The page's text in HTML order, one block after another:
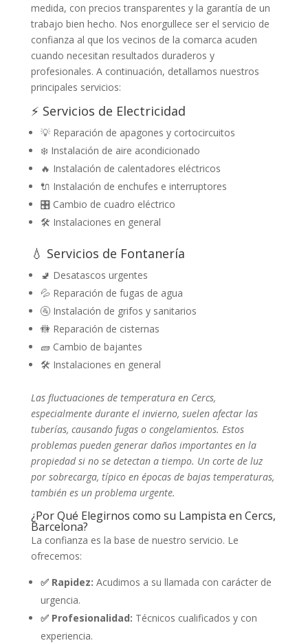
medida, con precios transparentes y la garantía de un
trabajo bien hecho. Nos enorgullece ser el servicio de
confianza al que los vecinos de la comarca acuden
cuando necesitan resultados duraderos y
profesionales. A continuación, detallamos nuestros
principales servicios:
⚡ Servicios de Electricidad
💡 Reparación de apagones y cortocircuitos
❄️ Instalación de aire acondicionado
🔥 Instalación de calentadores eléctricos
🔌 Instalación de enchufes e interruptores
🎛️ Cambio de cuadro eléctrico
🛠️ Instalaciones en general
💧 Servicios de Fontanería
🚽 Desatascos urgentes
💦 Reparación de fugas de agua
🚰 Instalación de grifos y sanitarios
🚻 Reparación de cisternas
🧱 Cambio de bajantes
🛠️ Instalaciones en general
Las fluctuaciones de temperatura en Cercs,
especialmente durante el invierno, suelen afectar las
tuberías, causando fugas o congelamientos. Estos
problemas pueden generar daños importantes en la
propiedad si no se detectan a tiempo. Un corte de luz
por sobrecarga, típico en épocas de bajas temperaturas,
también es un problema urgente.
¿Por Qué Elegirnos como su Lampista en Cercs,
Barcelona?
La confianza es la base de nuestro servicio. Le
ofrecemos:
✅ Rapidez: Acudimos a su llamada con carácter de
urgencia.
✅ Profesionalidad: Técnicos cualificados y con
experiencia.